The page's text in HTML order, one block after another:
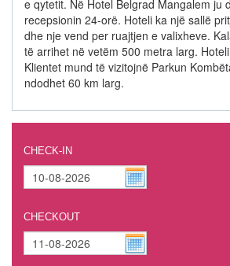
e qytetit. Në Hotel Belgrad Mangalem ju
recepsionin 24-orë. Hoteli ka një sallë
dhe nje vend per ruajtjen e valixheve.
të arrihet në vetëm 500 metra larg.
Klientet mund të vizitojnë Parkun
ndodhet 60 km larg.
CHECK-IN
CHECKOUT